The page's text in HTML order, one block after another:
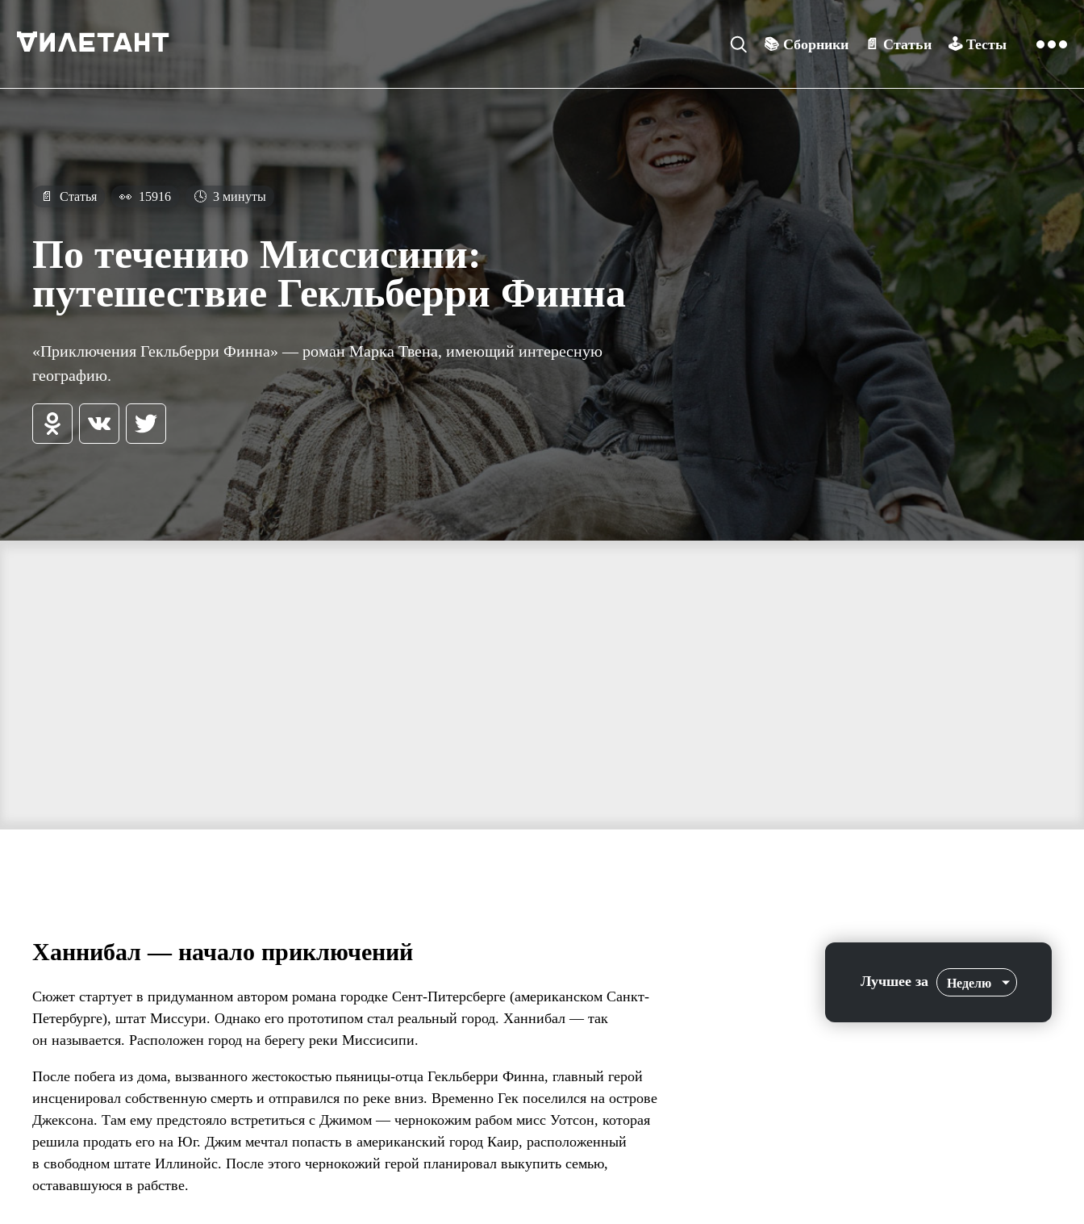
📚Сборники 📄 Статьи 🕹️ Тесты
📄 Статья 👀 15916 🕓 3 минуты
По течению Миссисипи:
путешествие Гекльберри Финна
«Приключения Гекльберри Финна» — роман Марка Твена, имеющий интересную
географию.
Ханнибал — начало приключений
Сюжет стартует в придуманном автором романа городке Сент-Питерсберге (американском Санкт-
Петербурге), штат Миссури. Однако его прототипом стал реальный город. Ханнибал — так
он называется. Расположен город на берегу реки Миссисипи.
После побега из дома, вызванного жестокостью пьяницы-отца Гекльберри Финна, главный герой
инсценировал собственную смерть и отправился по реке вниз. Временно Гек поселился на острове
Джексона. Там ему предстояло встретиться с Джимом — чернокожим рабом мисс Уотсон, которая
решила продать его на Юг. Джим мечтал попасть в американский город Каир, расположенный
в свободном штате Иллинойс. После этого чернокожий герой планировал выкупить семью,
остававшуюся в рабстве.
Лучшее за Неделю